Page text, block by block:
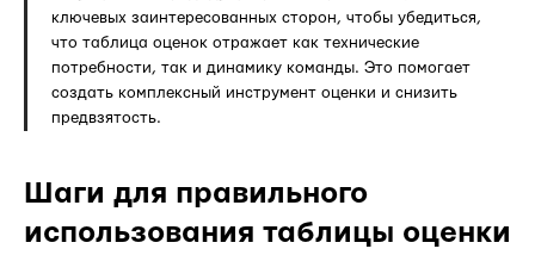
ключевых заинтересованных сторон, чтобы убедиться,
что таблица оценок отражает как технические
потребности, так и динамику команды. Это помогает
создать комплексный инструмент оценки и снизить
предвзятость.
Шаги для правильного
использования таблицы оценки